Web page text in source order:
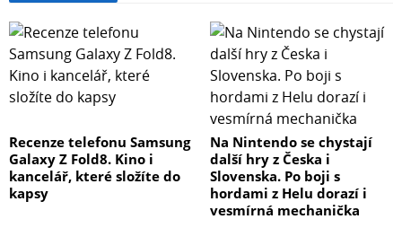
Recenze telefonu Samsung
Galaxy Z Fold8. Kino i
kancelář, které složíte do
kapsy
Na Nintendo se chystají
další hry z Česka i
Slovenska. Po boji s
hordami z Helu dorazí i
vesmírná mechanička